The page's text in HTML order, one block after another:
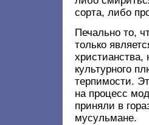
сорта, либо
Печально то,
только
христианства,
культурного
терпимости.
на процесс
приняли в
мусульмане.